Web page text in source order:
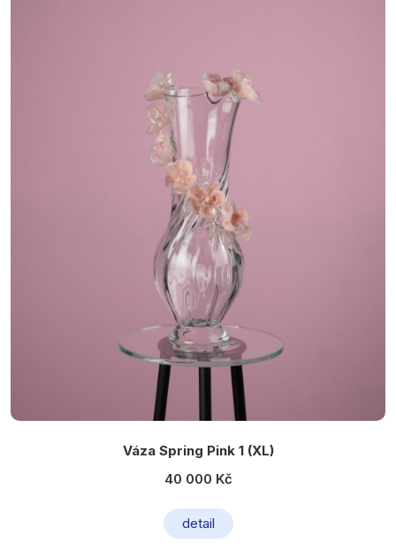
Váza Spring Pink 1 (XL)
40 000 Kč
detail